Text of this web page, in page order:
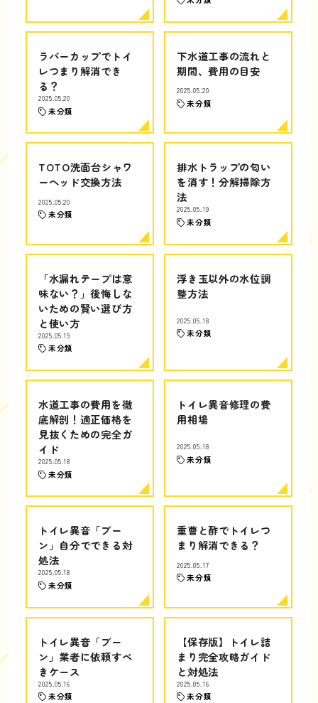
ラバーカップでトイ
レつまり解消でき
る？
2025.05.20
未分類
下水道工事の流れと
期間、費用の目安
2025.05.20
未分類
TOTO洗面台シャワ
ーヘッド交換方法
2025.05.20
未分類
排水トラップの匂い
を消す！分解掃除方
法
2025.05.19
未分類
「水漏れテープは意
味ない？」後悔しな
いための賢い選び方
と使い方
2025.05.19
未分類
浮き玉以外の水位調
整方法
2025.05.18
未分類
水道工事の費用を徹
底解剖！適正価格を
見抜くための完全ガ
イド
2025.05.18
未分類
トイレ異音修理の費
用相場
2025.05.18
未分類
トイレ異音「ブー
ン」自分でできる対
処法
2025.05.18
未分類
重曹と酢でトイレつ
まり解消できる？
2025.05.17
未分類
トイレ異音「ブー
ン」業者に依頼すべ
きケース
2025.05.16
未分類
【保存版】トイレ詰
まり完全攻略ガイド
と対処法
2025.05.16
未分類